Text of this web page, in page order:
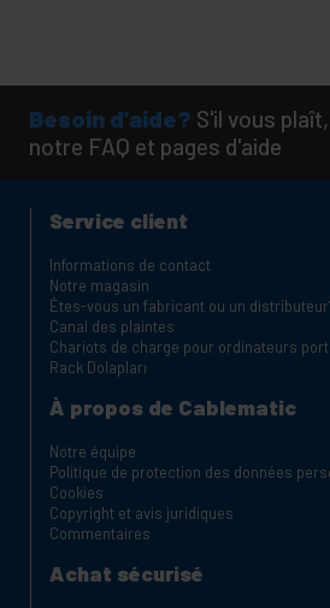
Besoin d'aide? S'il vous
notre FAQ et pages d'aide
Service client
Informations de contact
Notre magasin
Êtes-vous un fabricant ou un
Canal des plaintes
Chariots de charge pour ordinateurs
Rack Dolapları
À propos de Cablematic
Notre équipe
Politique de protection des données
Cookies
Copyright et avis juridiques
Commentaires
Achat sécurisé